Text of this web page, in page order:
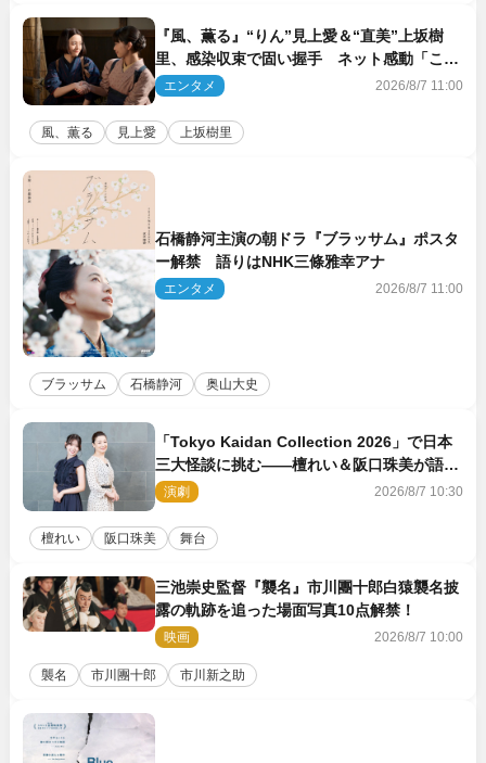
『風、薫る』“りん”見上愛＆“直美”上坂樹
里、感染収束で固い握手 ネット感動「この
バディは最強」「アツい」
エンタメ 2026/8/7 11:00
風、薫る 見上愛 上坂樹里
石橋静河主演の朝ドラ『ブラッサム』ポスタ
ー解禁 語りはNHK三條雅幸アナ
エンタメ 2026/8/7 11:00
ブラッサム 石橋静河 奥山大史
「Tokyo Kaidan Collection 2026」で日本
三大怪談に挑む――檀れい＆阪口珠美が語る
「牡丹灯籠」の新たな魅力
演劇 2026/8/7 10:30
檀れい 阪口珠美 舞台
三池崇史監督『襲名』市川團十郎白猿襲名披
露の軌跡を追った場面写真10点解禁！
映画 2026/8/7 10:00
襲名 市川團十郎 市川新之助